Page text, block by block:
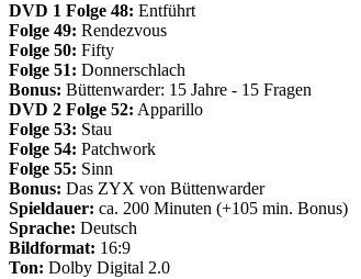
DVD 1 Folge 48: Entführt
Folge 49: Rendezvous
Folge 50: Fifty
Folge 51: Donnerschlach
Bonus: Büttenwarder: 15 Jahre - 15 Fragen
DVD 2 Folge 52: Apparillo
Folge 53: Stau
Folge 54: Patchwork
Folge 55: Sinn
Bonus: Das ZYX von Büttenwarder
Spieldauer: ca. 200 Minuten (+105 min. Bonus)
Sprache: Deutsch
Bildformat: 16:9
Ton: Dolby Digital 2.0